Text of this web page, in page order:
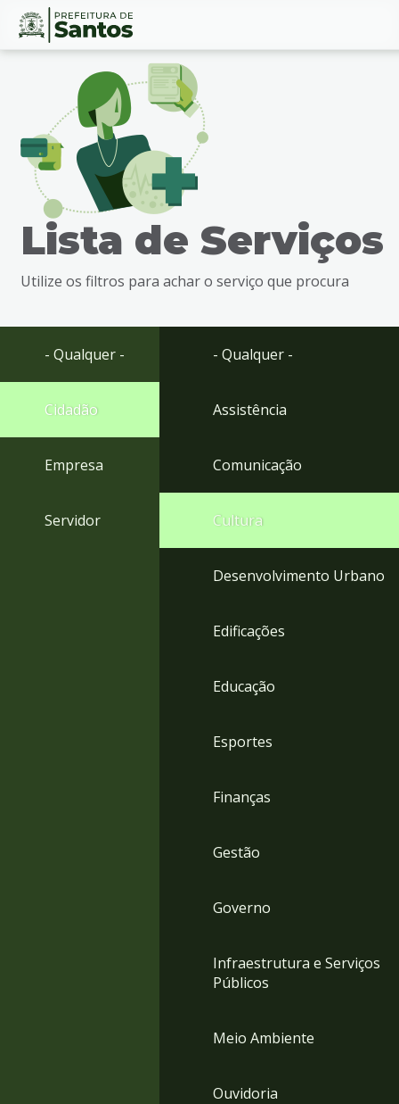
Ir
busca
Ir
rodapé
Conteúdo
Lista de Serviços
Utilize os filtros para achar o serviço que procura
- Qualquer -
Cidadão
Empresa
Servidor
- Qualquer -
Assistência
Comunicação
Cultura
Desenvolvimento Urbano
Edificações
Educação
Esportes
Finanças
Gestão
Governo
Infraestrutura e Serviços
Públicos
Meio Ambiente
Ouvidoria